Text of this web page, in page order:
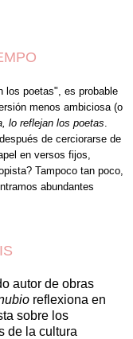
los poetas", es probable
menos ambiciosa (o
lo reflejan los poetas
de cerciorarse de
en versos fijos,
Tampoco tan poco,
abundantes
autor de obras
reflexiona en
sobre los
de la cultura